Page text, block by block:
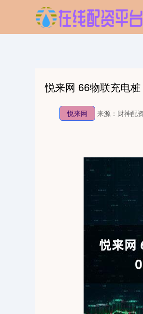
悦来网 66物联充电
悦来网 来源：财神配